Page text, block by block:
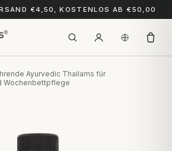
€4,50, KOSTENLOS AB €50,00
Ayurvedic Thailams für
Wochenbettpflege